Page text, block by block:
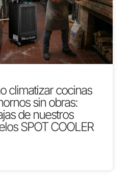
climatizar cocinas
sin obras:
de nuestros
SPOT COOLER